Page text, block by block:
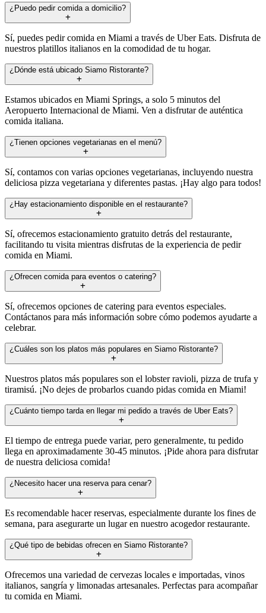
¿Puedo pedir comida a domicilio?
Sí, puedes pedir comida en Miami a través de Uber Eats. Disfruta de
nuestros platillos italianos en la comodidad de tu hogar.
¿Dónde está ubicado Siamo Ristorante?
Estamos ubicados en Miami Springs, a solo 5 minutos del
Aeropuerto Internacional de Miami. Ven a disfrutar de auténtica
comida italiana.
¿Tienen opciones vegetarianas en el menú?
Sí, contamos con varias opciones vegetarianas, incluyendo nuestra
deliciosa pizza vegetariana y diferentes pastas. ¡Hay algo para todos!
¿Hay estacionamiento disponible en el restaurante?
Sí, ofrecemos estacionamiento gratuito detrás del restaurante,
facilitando tu visita mientras disfrutas de la experiencia de pedir
comida en Miami.
¿Ofrecen comida para eventos o catering?
Sí, ofrecemos opciones de catering para eventos especiales.
Contáctanos para más información sobre cómo podemos ayudarte a
celebrar.
¿Cuáles son los platos más populares en Siamo Ristorante?
Nuestros platos más populares son el lobster ravioli, pizza de trufa y
tiramisú. ¡No dejes de probarlos cuando pidas comida en Miami!
¿Cuánto tiempo tarda en llegar mi pedido a través de Uber Eats?
El tiempo de entrega puede variar, pero generalmente, tu pedido
llega en aproximadamente 30-45 minutos. ¡Pide ahora para disfrutar
de nuestra deliciosa comida!
¿Necesito hacer una reserva para cenar?
Es recomendable hacer reservas, especialmente durante los fines de
semana, para asegurarte un lugar en nuestro acogedor restaurante.
¿Qué tipo de bebidas ofrecen en Siamo Ristorante?
Ofrecemos una variedad de cervezas locales e importadas, vinos
italianos, sangría y limonadas artesanales. Perfectas para acompañar
tu comida en Miami.